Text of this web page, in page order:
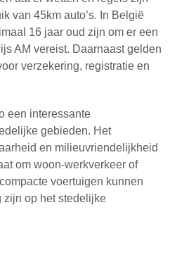
van 45km auto’s. In België
16 jaar oud zijn om er een
AM vereist. Daarnaast gelden
verzekering, registratie en
een interessante
gebieden. Het
en milieuvriendelijkheid
om woon-werkverkeer of
voertuigen kunnen
op het stedelijke